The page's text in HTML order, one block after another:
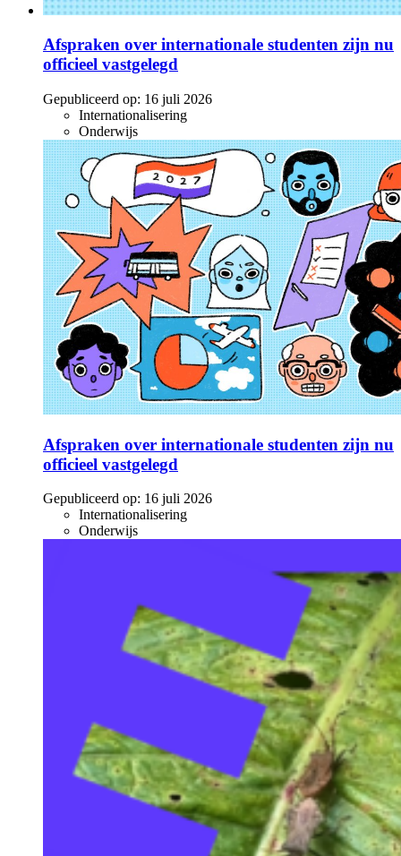
Afspraken over internationale studenten zijn nu
officieel vastgelegd
Gepubliceerd op: 16 juli 2026
Internationalisering
Onderwijs
Afspraken over internationale studenten zijn nu
officieel vastgelegd
Gepubliceerd op: 16 juli 2026
Internationalisering
Onderwijs